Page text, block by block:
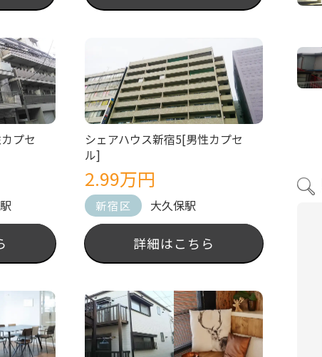
プセ
シェアハウス新宿5[男性カプセ
ル]
2.99万円
新宿区 大久保駅
詳細はこちら